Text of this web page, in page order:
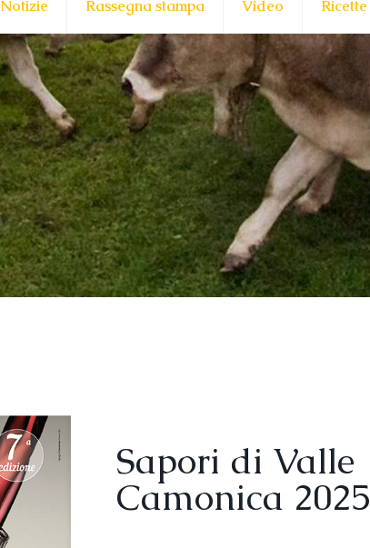
Notizie Rassegna stampa Video Ricette
Sapori di Valle
Camonica 2025